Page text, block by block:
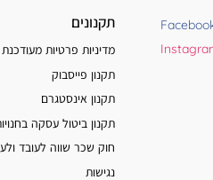
תקנונים
מדיניות פרטיות מעודכנת –
תקנון פייסבוק
תקנון אינסטגרם
תקנון ביטול עסקה
חוק שכר שווה לעובד
נגישות